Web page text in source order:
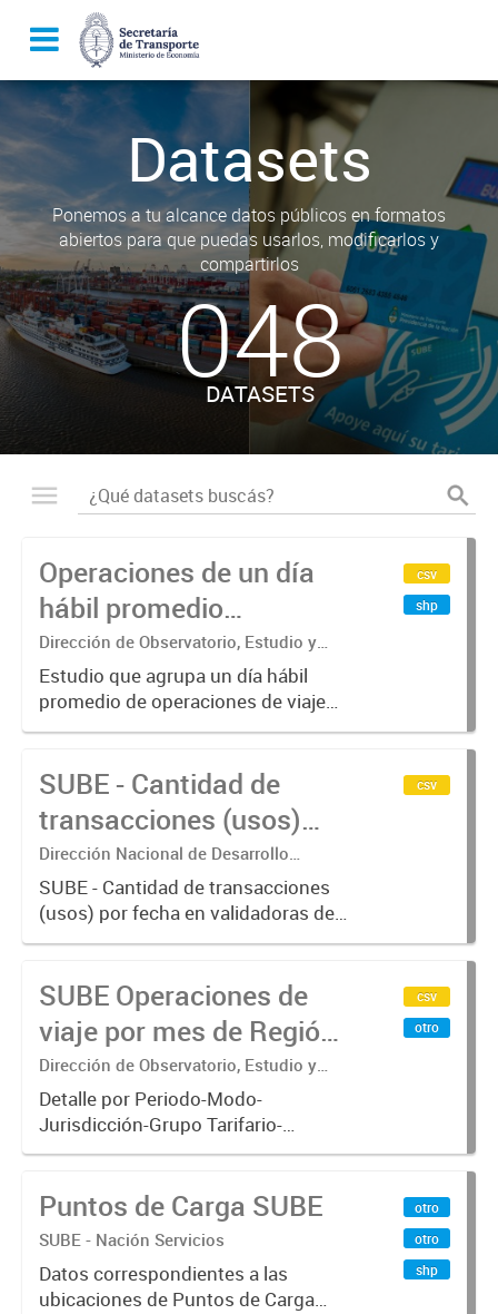
Datasets
Ponemos a tu alcance datos públicos en formatos
abiertos para que puedas usarlos, modificarlos y
compartirlos
048
DATASETS
Operaciones de un día
hábil promedio
agregados en
hexágonos, por Modo de
transporte y Hora
Dirección de Observatorio, Estudio y
Sistemas – Ministerio de Transporte
Estudio que agrupa un día hábil
promedio de operaciones de viajes
del sistema único de boleto
transporte urbano de pasajeros de
RMBA incluyendo trenes,
subterráneos,...
csv
shp
SUBE - Cantidad de
transacciones (usos)
por fecha
Dirección Nacional de Desarrollo
Tecnológico - Ministerio de Transporte.
SUBE - Cantidad de transacciones
(usos) por fecha en validadoras de
la red SUBE.
csv
SUBE Operaciones de
viaje por mes de Región
Metropolitana de
Buenos Aires
Dirección de Observatorio, Estudio y
Sistemas – Ministerio de Transporte
Detalle por Periodo-Modo-
Jurisdicción-Grupo Tarifario-
Empresa-Línea-Tipo de
de viajes del sistema único de
boleto electrónico(SUBE) para el
periodo registrado...
csv
otro
Puntos de Carga SUBE
SUBE - Nación Servicios
Datos correspondientes a las
ubicaciones de Puntos de Carga
otro
otro
shp